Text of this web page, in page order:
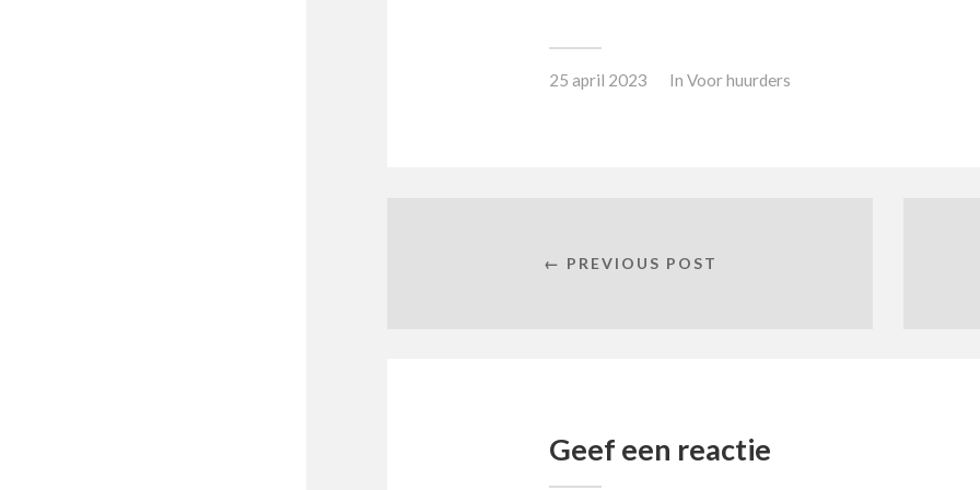
25 april 2023 In Voor huurders
← PREVIOUS POST
Geef een reactie